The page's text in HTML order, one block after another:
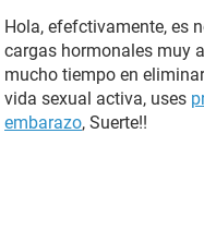
Hola, efefctivamente, es
cargas hormonales muy
mucho tiempo en
vida sexual activa, uses
embarazo, Suerte!!